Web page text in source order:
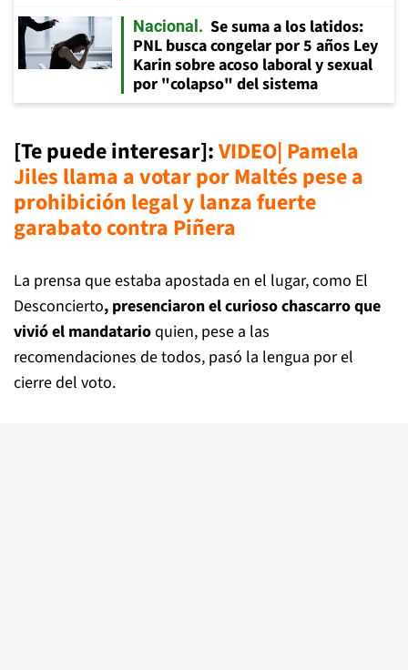
Nacional
Se suma a los latidos:
PNL busca congelar por 5 años Ley
Karin sobre acoso laboral y sexual
por "colapso" del sistema
[Te puede interesar]:VIDEO| Pamela
Jiles llama a votar por Maltés pese a
prohibición legal y lanza fuerte
garabato contra Piñera
La prensa que estaba apostada en el lugar, como El
Desconcierto, presenciaron el curioso chascarro que
vivió el mandatarioquien, pese a las
recomendaciones de todos, pasó la lengua por el
cierre del voto.